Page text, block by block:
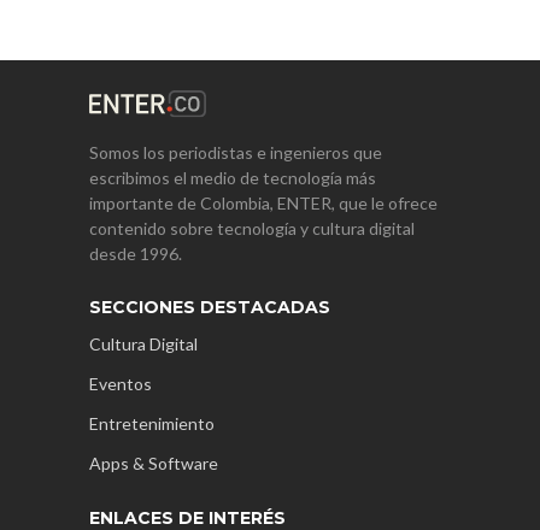
Somos los periodistas e ingenieros que
escribimos el medio de tecnología más
importante de Colombia, ENTER, que le ofrece
contenido sobre tecnología y cultura digital
desde 1996.
SECCIONES DESTACADAS
Cultura Digital
Eventos
Entretenimiento
Apps & Software
ENLACES DE INTERÉS